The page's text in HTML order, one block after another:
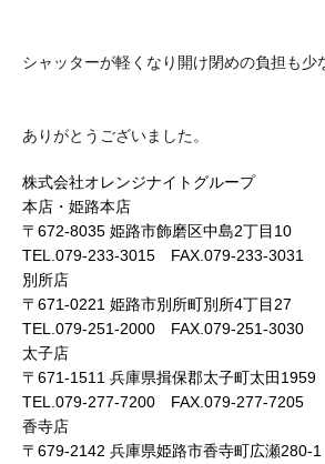
シャッターが軽くなり開け閉めの負担も少
ありがとうございました。
株式会社オレンジナイトグループ
本店・姫路本店
〒672-8035 姫路市飾磨区中島2丁目10
TEL.079-233-3015 FAX.079-233-3031
別所店
〒671-0221 姫路市別所町別所4丁目27
TEL.079-251-2000 FAX.079-251-3030
太子店
〒671-1511 兵庫県揖保郡太子町太田1959
TEL.079-277-7200 FAX.079-277-7205
香寺店
〒679-2142 兵庫県姫路市香寺町広瀬280-1